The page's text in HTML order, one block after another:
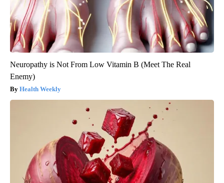
Neuropathy is Not From Low Vitamin B (Meet The Real
Enemy)
Health Weekly